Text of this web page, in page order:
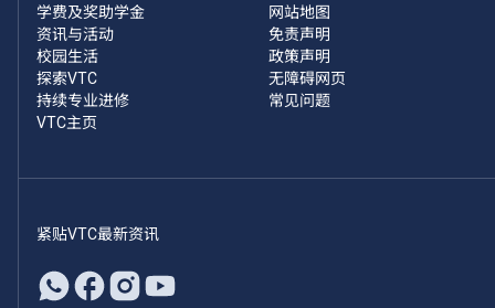
学费及奖助学金
资讯与活动
校园生活
探索VTC
持续专业进修
VTC主页
网站地图
免责声明
政策声明
无障碍网页
常见问题
紧贴VTC最新资讯